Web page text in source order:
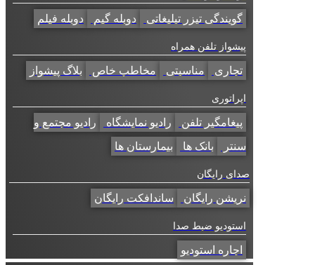
گویندگی تیزر تبلیغاتی دوبله گیم دوبله فیلم
پیشواز تلفن همراه
تجاری مناسبتی مخاطب خاص بلاگ پیشواز
اپراتوری
پیغامگیر تلفن رادیو نمایشگاه
رادیو مجتمع و
سنتر
بانک ها بیمارستان ها
صدای رایگان
نریشن رایگان ساندافکت رایگان
استودیو ضبط صدا
اجاره استودیو